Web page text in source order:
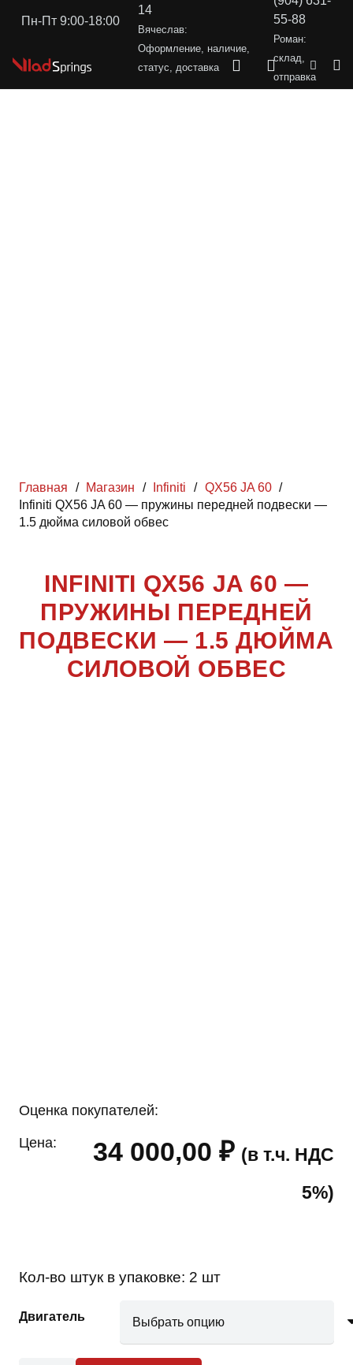
Пн-Пт 9:00-18:00
14
Вячеслав:
Оформление, наличие,
статус, доставка
55-88
Роман:
склад,
отправка
Главная / Магазин / Infiniti / QX56 JA 60 /
Infiniti QX56 JA 60 — пружины передней подвески —
1.5 дюйма силовой обвес
INFINITI QX56 JA 60 —
ПРУЖИНЫ ПЕРЕДНЕЙ
ПОДВЕСКИ — 1.5 ДЮЙМА
СИЛОВОЙ ОБВЕС
Оценка покупателей:
Цена: 34 000,00 ₽ (в т.ч. НДС
5%)
Кол-во штук в упаковке: 2 шт
Двигатель